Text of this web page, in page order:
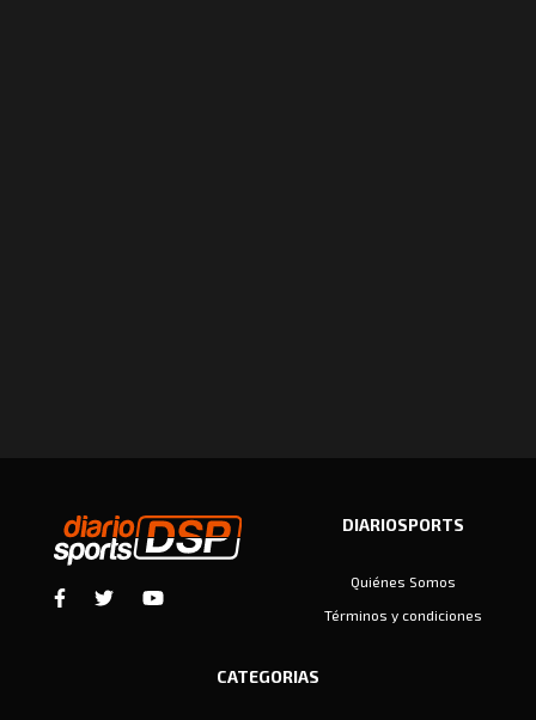
DIARIOSPORTS
Quiénes Somos
Términos y condiciones
CATEGORIAS